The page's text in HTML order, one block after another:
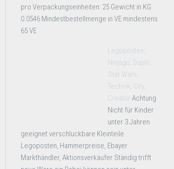
pro Verpackungseinheiten: 25 Gewicht in KG
0.0546 Mindestbestellmenge in VE mindestens
65 VE
Legoposten,
Ninjago, Duplo,
Star Wars,
Technik, City,
Creator Achtung
Nicht für Kinder
unter 3 Jahren
geeignet verschluckbare Kleinteile
Legoposten, Hammerpreise, Ebayer
Markthändler, Aktionsverkäufer Ständig trifft